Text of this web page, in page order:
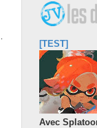
[TEST]
Avec